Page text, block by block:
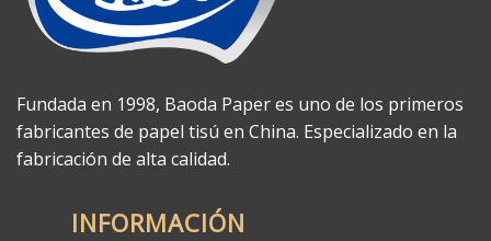
Fundada en 1998, Baoda Paper es uno de los primeros
fabricantes de papel tisú en China. Especializado en la
fabricación de alta calidad.
INFORMACIÓN